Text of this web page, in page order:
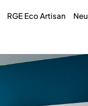
RGE Eco Artisan